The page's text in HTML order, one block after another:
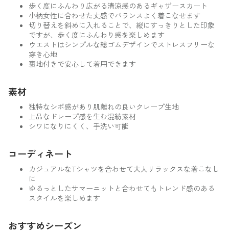
歩く度にふんわり広がる清涼感のあるギャザースカート
小柄女性に合わせた丈感でバランスよく着こなせます
切り替えを斜めに入れることで、縦にすっきりとした印象
ですが、歩く度にふんわり感を楽しめます
ウエストはシンプルな総ゴムデザインでストレスフリーな
穿き心地
裏地付きで安心して着用できます
素材
独特なシボ感があり肌離れの良いクレープ生地
上品なドレープ感を生む混紡素材
シワになりにくく、手洗い可能
コーディネート
カジュアルなTシャツを合わせて大人リラックスな着こなし
に
ゆるっとしたサマーニットと合わせてもトレンド感のある
スタイルを楽しめます
おすすめシーズン